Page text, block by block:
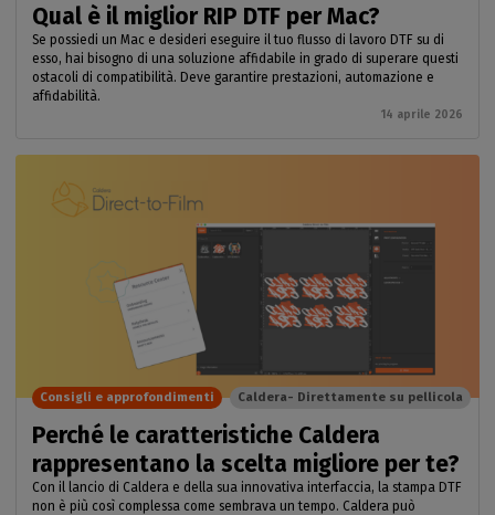
Qual è il miglior RIP DTF per Mac?
Se possiedi un Mac e desideri eseguire il tuo flusso di lavoro DTF su di
esso, hai bisogno di una soluzione affidabile in grado di superare questi
ostacoli di compatibilità. Deve garantire prestazioni, automazione e
affidabilità.
14 aprile 2026
Perché le caratteristiche Caldera
rappresentano la scelta migliore per te?
Con il lancio di Caldera e della sua innovativa interfaccia, la stampa DTF
non è più così complessa come sembrava un tempo. Caldera può
Consigli e approfondimenti Caldera- Direttamente su pellicola